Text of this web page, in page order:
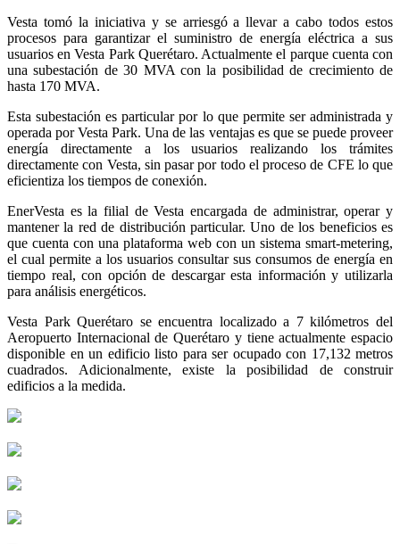
Vesta tomó la iniciativa y se arriesgó a llevar a cabo todos estos
procesos para garantizar el suministro de energía eléctrica a sus
usuarios en Vesta Park Querétaro. Actualmente el parque cuenta con
una subestación de 30 MVA con la posibilidad de crecimiento de
hasta 170 MVA.
Esta subestación es particular por lo que permite ser administrada y
operada por Vesta Park. Una de las ventajas es que se puede proveer
energía directamente a los usuarios realizando los trámites
directamente con Vesta, sin pasar por todo el proceso de CFE lo que
eficientiza los tiempos de conexión.
EnerVesta es la filial de Vesta encargada de administrar, operar y
mantener la red de distribución particular. Uno de los beneficios es
que cuenta con una plataforma web con un sistema smart-metering,
el cual permite a los usuarios consultar sus consumos de energía en
tiempo real, con opción de descargar esta información y utilizarla
para análisis energéticos.
Vesta Park Querétaro se encuentra localizado a 7 kilómetros del
Aeropuerto Internacional de Querétaro y tiene actualmente espacio
disponible en un edificio listo para ser ocupado con 17,132 metros
cuadrados. Adicionalmente, existe la posibilidad de construir
edificios a la medida.